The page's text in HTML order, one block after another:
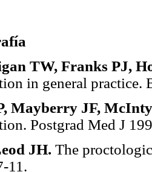
TW, Franks PJ,
in general
Mayberry JF,
Postgrad Med J
JH. The
11.